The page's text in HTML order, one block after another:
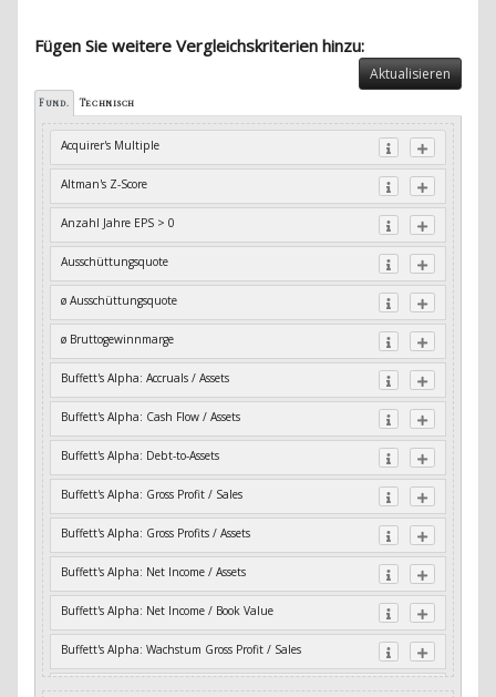
Fügen Sie weitere Vergleichskriterien hinzu:
Aktualisieren
Fund. Technisch
Acquirer's Multiple
Altman's Z-Score
Anzahl Jahre EPS > 0
Ausschüttungsquote
ø Ausschüttungsquote
ø Bruttogewinnmarge
Buffett's Alpha: Accruals / Assets
Buffett's Alpha: Cash Flow / Assets
Buffett's Alpha: Debt-to-Assets
Buffett's Alpha: Gross Profit / Sales
Buffett's Alpha: Gross Profits / Assets
Buffett's Alpha: Net Income / Assets
Buffett's Alpha: Net Income / Book Value
Buffett's Alpha: Wachstum Gross Profit / Sales
Buffett's Alpha: Wachstum Residual Cash Flow / Assets